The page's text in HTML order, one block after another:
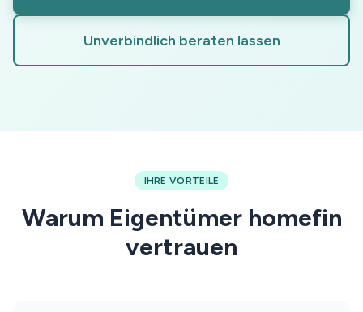
Unverbindlich beraten lassen
IHRE VORTEILE
Warum Eigentümer homefin
vertrauen